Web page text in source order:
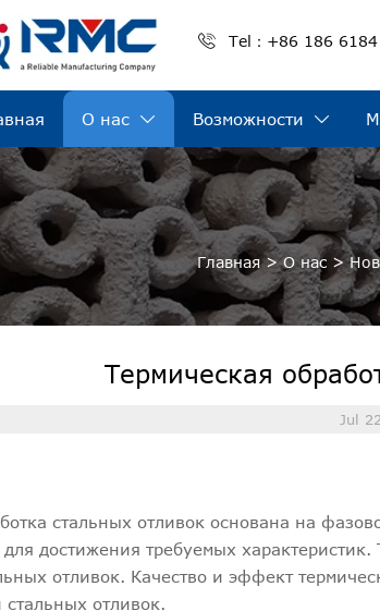
 Tel：+86 186
О нас  Возможности 
Главная>О нас >
Термическая
Jul
стальных отливок основана на
для достижения требуемых
отливок. Качество и эффект
стальных отливок.